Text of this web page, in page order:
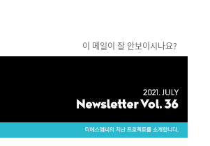
이 메일이 잘 안보이시나요?